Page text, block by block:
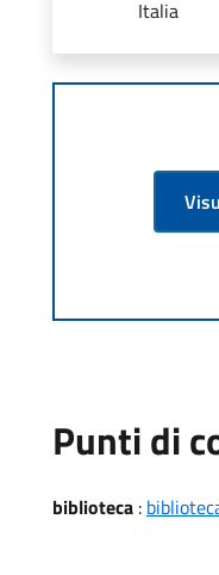
Italia
Punti di
biblioteca :